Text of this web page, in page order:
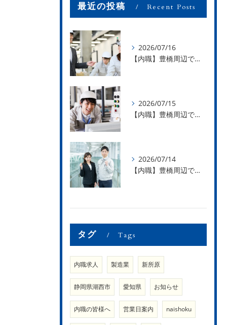
最近の投稿 Recent Posts
2026/07/16
【内職】豊橋周辺で内職のお仕事を探している方募集中！【お仕事の内容】
2026/07/15
【内職】豊橋周辺で内職のお仕事を探している方募集中！【急な学級閉鎖も安心】
2026/07/14
【内職】豊橋周辺で内職のお仕事を探している方募集中！【内職さまのお声②】
タグ Tags
内職求人 製造業 新所原
静岡県湖西市 愛知県 お知らせ
内職の皆様へ 営業日案内 naishoku